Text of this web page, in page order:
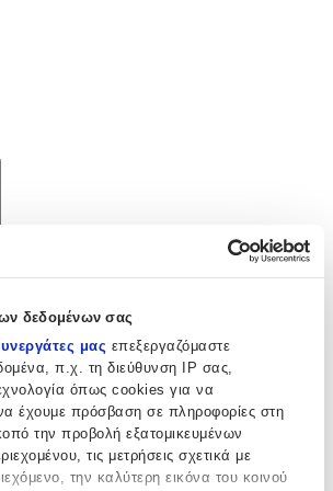
δεδομένων σας
μας επεξεργαζόμαστε
π.χ. τη διεύθυνση IP σας,
όπως cookies για να
έχουμε πρόσβαση σε πληροφορίες στη
την προβολή εξατομικευμένων
τις μετρήσεις σχετικά με
την καλύτερη εικόνα του κοινού